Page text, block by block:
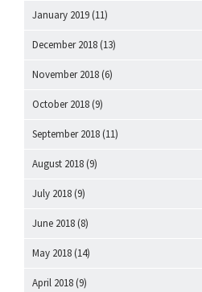
January 2019 (11)
December 2018 (13)
November 2018 (6)
October 2018 (9)
September 2018 (11)
August 2018 (9)
July 2018 (9)
June 2018 (8)
May 2018 (14)
April 2018 (9)